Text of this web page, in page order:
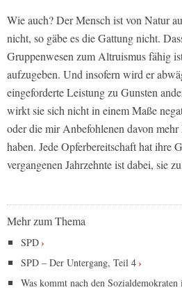
Wie auch? Der Mensch ist von Natur
nicht, so gäbe es die Gattung nicht.
Gruppenwesen zum Altruismus fähig
aufzugeben. Und insofern wird er
eingeforderte Leistung zu Gunsten
wirkt sie sich nicht in einem Maße
oder die mir Anbefohlenen davon
haben. Jede Opferbereitschaft hat ihre
vergangenen Jahrzehnte ist dabei, sie
Mehr zum Thema
SPD
SPD – Der Untergang, Teil 4
Was kommt nach den